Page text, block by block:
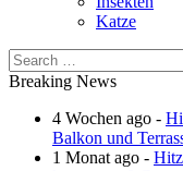
Katze
Breaking News
4 Wochen ago -
Balkon und
1 Monat ago -